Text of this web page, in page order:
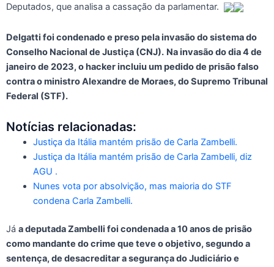
Deputados, que analisa a cassação da parlamentar.
Delgatti foi condenado e preso pela invasão do sistema do
Conselho Nacional de Justiça (CNJ). Na invasão do dia 4 de
janeiro de 2023, o hacker incluiu um pedido de prisão falso
contra o ministro Alexandre de Moraes, do Supremo Tribunal
Federal (STF).
Notícias relacionadas:
Justiça da Itália mantém prisão de Carla Zambelli.
Justiça da Itália mantém prisão de Carla Zambelli, diz
AGU .
Nunes vota por absolvição, mas maioria do STF
condena Carla Zambelli.
Já a deputada Zambelli foi condenada a 10 anos de prisão
como mandante do crime que teve o objetivo, segundo a
sentença, de desacreditar a segurança do Judiciário e